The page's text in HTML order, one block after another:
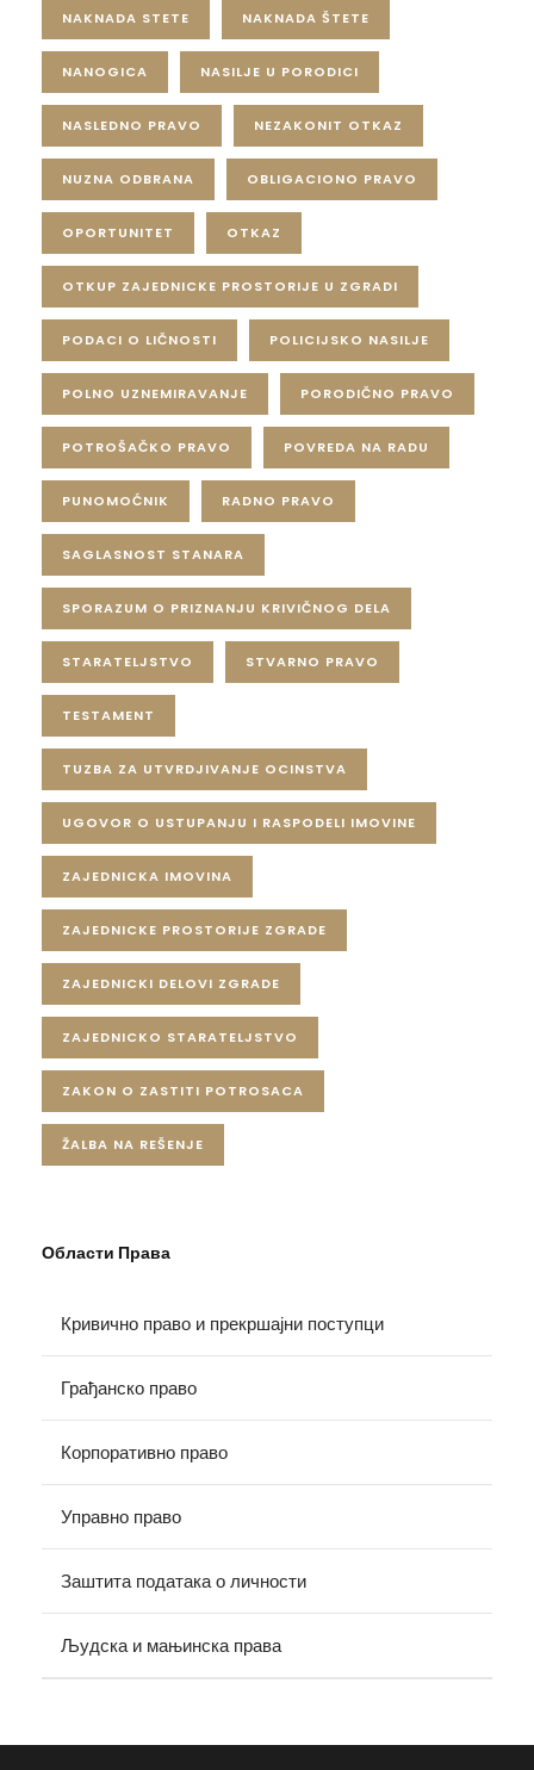
NAKNADA STETE NAKNADA ŠTETE
NANOGICA NASILJE U PORODICI
NASLEDNO PRAVO NEZAKONIT OTKAZ
NUZNA ODBRANA OBLIGACIONO PRAVO
OPORTUNITET OTKAZ
OTKUP ZAJEDNICKE PROSTORIJE U ZGRADI
PODACI O LIČNOSTI POLICIJSKO NASILJE
POLNO UZNEMIRAVANJE PORODIČNO PRAVO
POTROŠAČKO PRAVO POVREDA NA RADU
PUNOMOĆNIK RADNO PRAVO
SAGLASNOST STANARA
SPORAZUM O PRIZNANJU KRIVIČNOG DELA
STARATELJSTVO STVARNO PRAVO
TESTAMENT
TUZBA ZA UTVRDJIVANJE OCINSTVA
UGOVOR O USTUPANJU I RASPODELI IMOVINE
ZAJEDNICKA IMOVINA
ZAJEDNICKE PROSTORIJE ZGRADE
ZAJEDNICKI DELOVI ZGRADE
ZAJEDNICKO STARATELJSTVO
ZAKON O ZASTITI POTROSACA
ŽALBA NA REŠENJE
Области Права
Кривично право и прекршајни поступци
Грађанско право
Корпоративно право
Управно право
Заштита података о личности
Људска и мањинска права